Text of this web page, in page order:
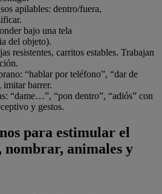
apilables: dentro/fuera,
bajo una tela
del objeto).
resistentes, carritos estables. Trabajan
“hablar por teléfono”, “dar de
imitar barrer.
“dame…”, “pon dentro”, “adiós” con
y gestos.
para estimular el
animales y